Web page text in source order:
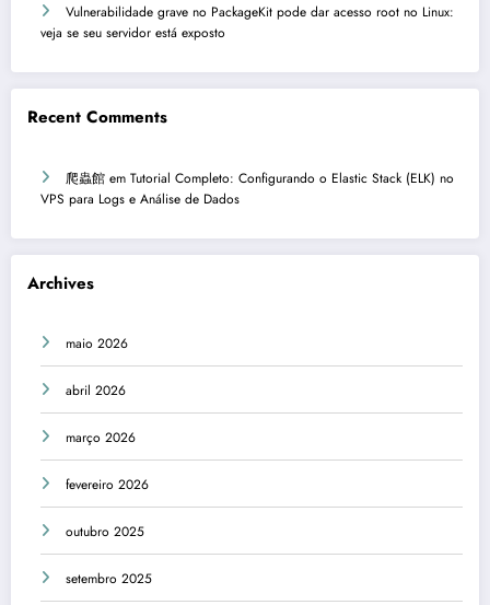
Vulnerabilidade grave no PackageKit pode dar acesso root no Linux:
veja se seu servidor está exposto
Recent Comments
爬蟲館 em Tutorial Completo: Configurando o Elastic Stack (ELK) no
VPS para Logs e Análise de Dados
Archives
maio 2026
abril 2026
março 2026
fevereiro 2026
outubro 2025
setembro 2025